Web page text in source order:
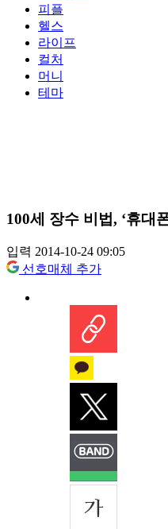
피플
헬스
라이프
컬처
머니
테마
100세 장수 비법, ‘휴대
입력 2014-10-24 09:05
선호매체 추가